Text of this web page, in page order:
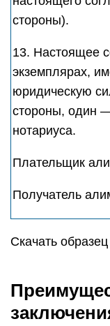
стороны).
13. Настоящее
экземплярах,
юридическую
стороны, один
нотариуса.
Плательщик
Получатель
Скачать